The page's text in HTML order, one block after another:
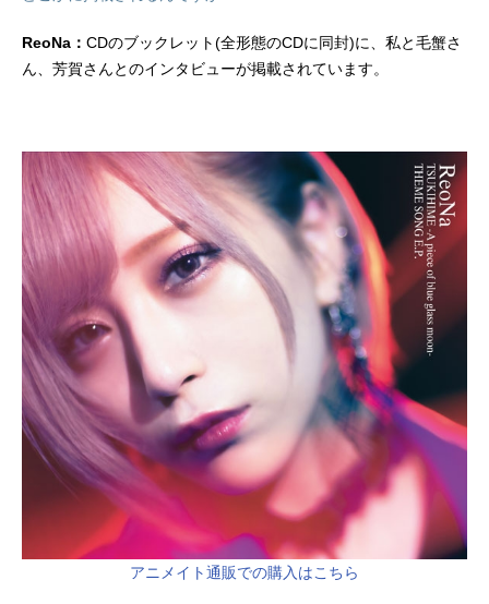
ReoNa： CDのブックレット(全形態のCDに同封)に、私と毛蟹さ
ん、芳賀さんとのインタビューが掲載されています。
アニメイト通販での購入はこちら